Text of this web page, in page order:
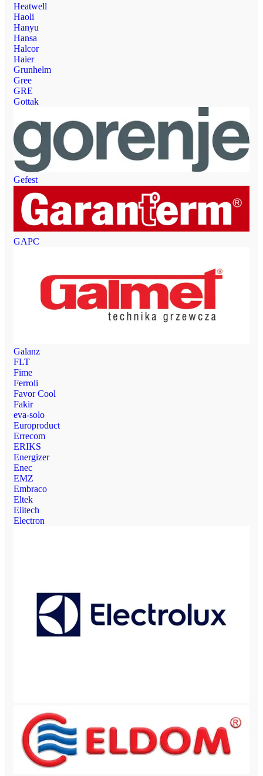
Heatwell
Haoli
Hanyu
Hansa
Halcor
Haier
Grunhelm
Gree
GRE
Gottak
Gefest
GAPC
Galanz
FLT
Fime
Ferroli
Favor Cool
Fakir
eva-solo
Europroduct
Errecom
ERIKS
Energizer
Enec
EMZ
Embraco
Eltek
Elitech
Electron